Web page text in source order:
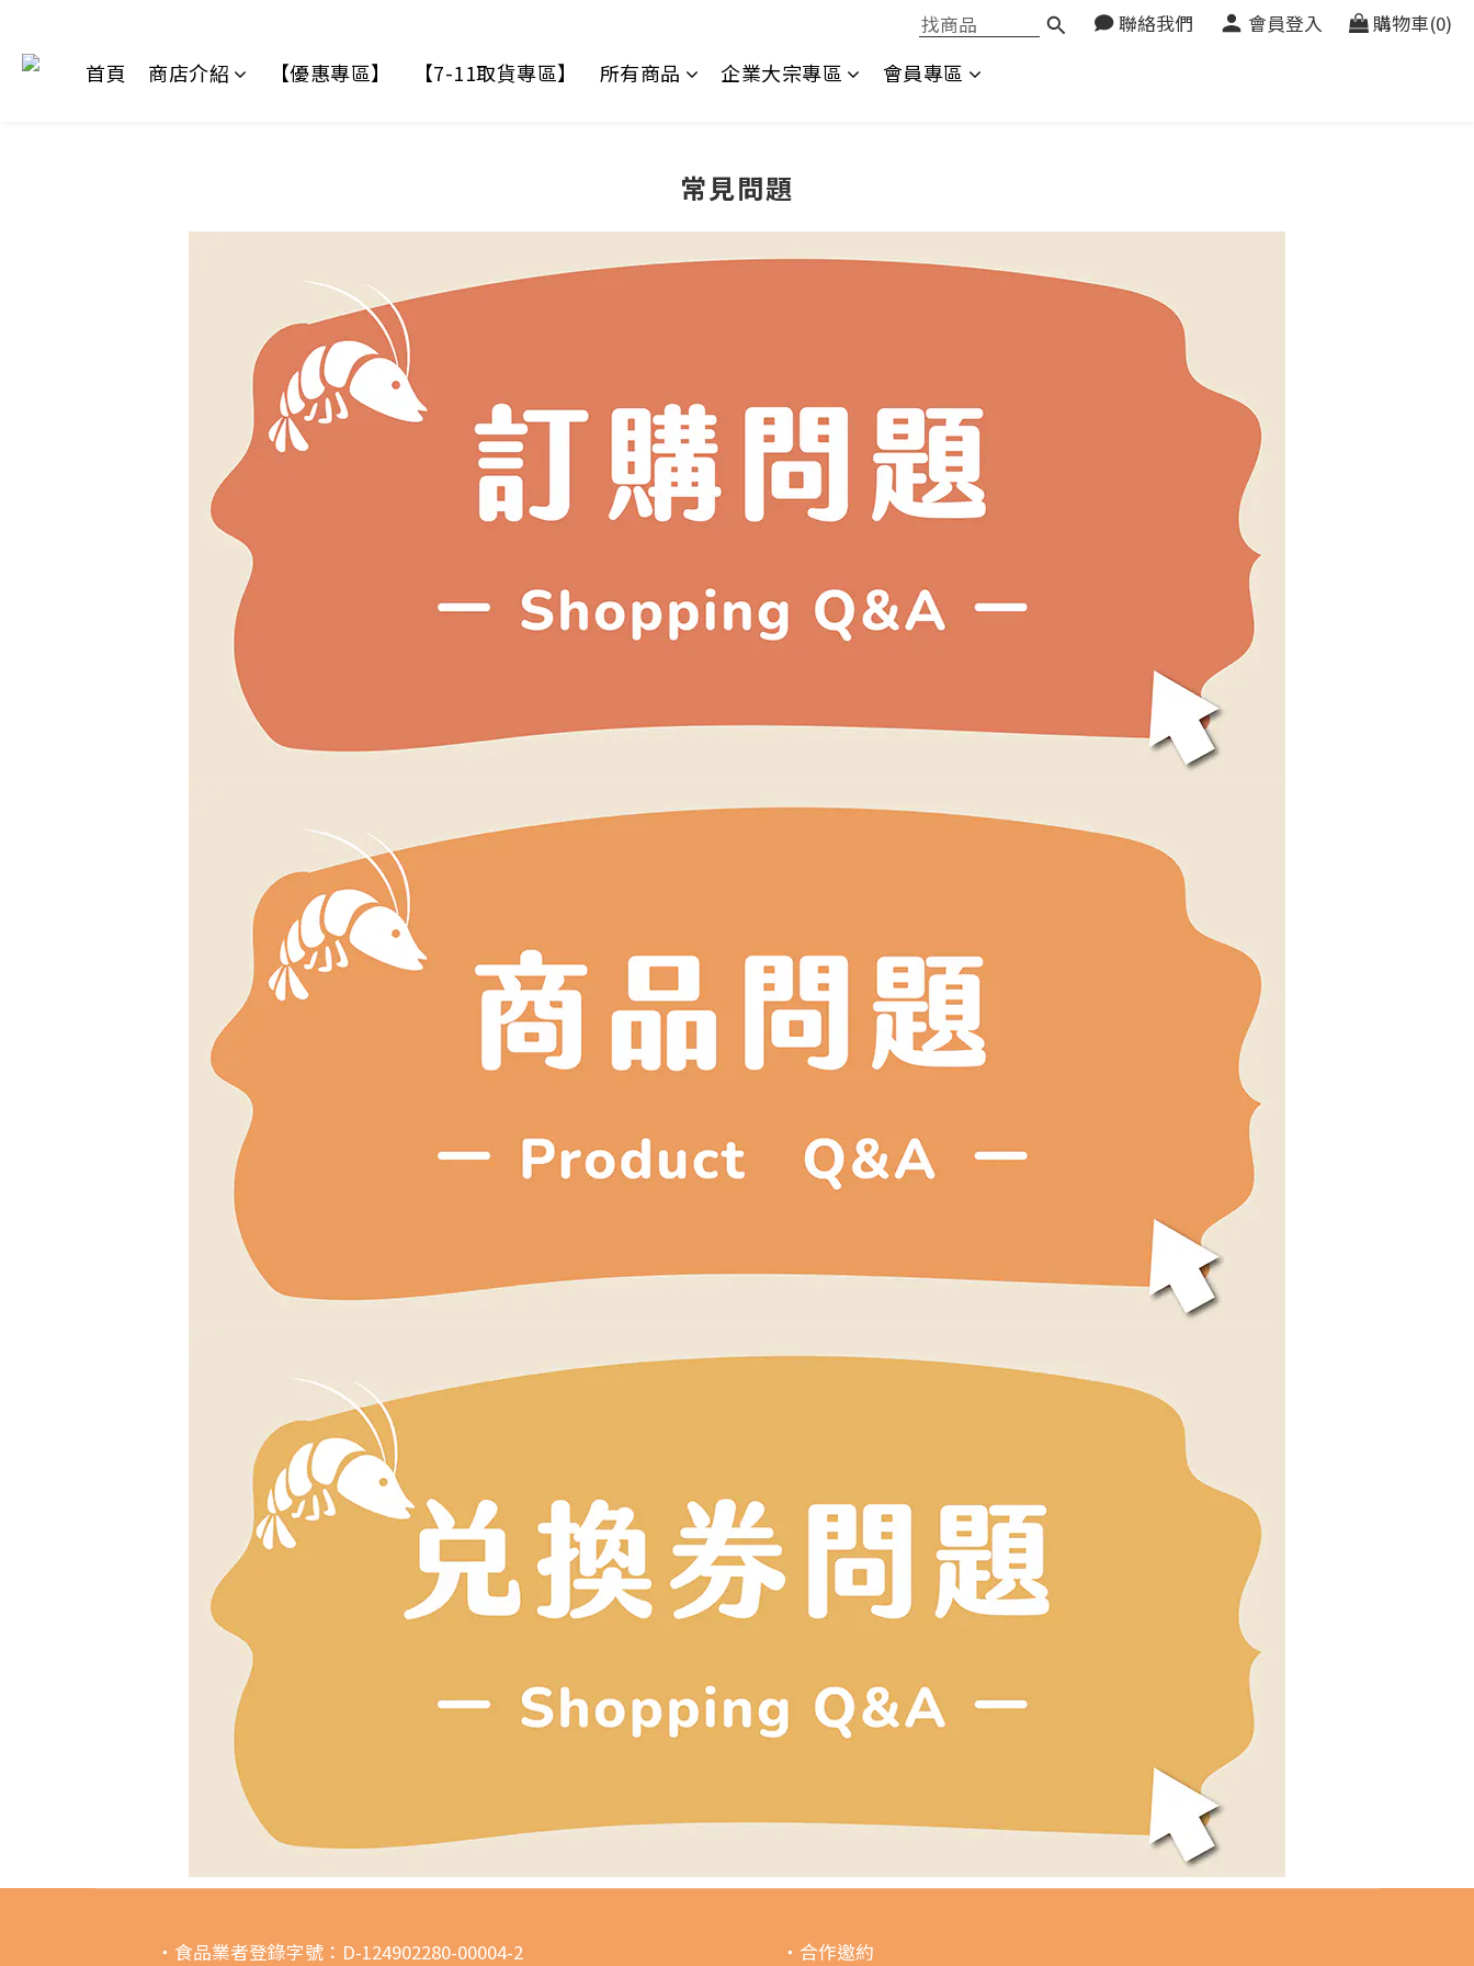
聯絡我們 會員登入 購物車(0)
首頁 商店介紹 【優惠專區】 【7-11取貨專區】 所有商品 企業大宗專區 會員專區
常見問題
・食品業者登錄字號：D-124902280-00004-2 ・合作邀約